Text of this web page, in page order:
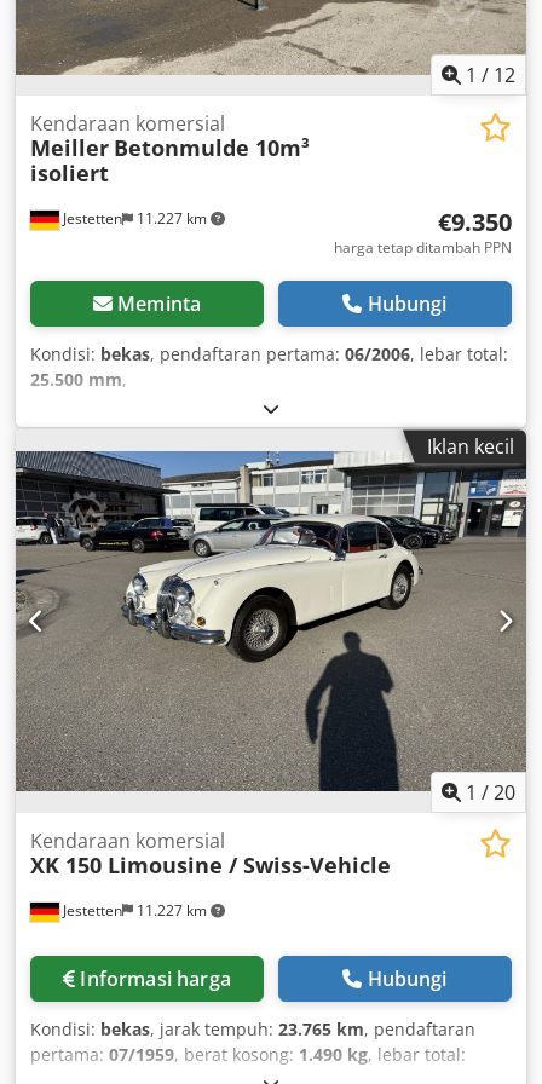
1 / 12
Jestetten 11.227 km
Kendaraan komersial
Meiller Betonmulde 10m³
isoliert
€9.350
harga tetap ditambah PPN
Meminta Hubungi
Kondisi: bekas, pendaftaran pertama: 06/2006, lebar total:
25.500 mm,
Iklan kecil
1 /20
Jestetten 11.227 km
Kendaraan komersial
XK 150 Limousine / Swiss-Vehicle
Informasi harga Hubungi
Kondisi: bekas, jarak tempuh: 23.765 km, pendaftaran
pertama: 07/1959, berat kosong: 1.490 kg, lebar total: